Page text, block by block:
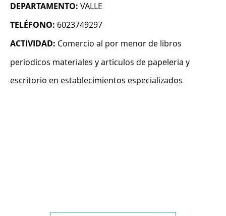
DEPARTAMENTO: VALLE
TELÉFONO: 6023749297
ACTIVIDAD: Comercio al por menor de libros
periodicos materiales y articulos de papeleria y
escritorio en establecimientos especializados